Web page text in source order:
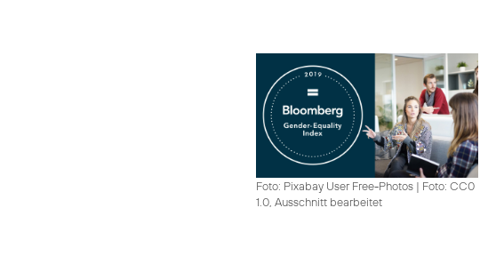
Foto: Pixabay User Free-Photos | Foto: CC0
1.0, Ausschnitt bearbeitet